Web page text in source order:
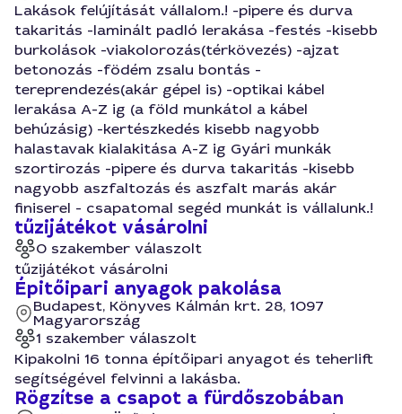
Lakások felújítását vállalom.! -pipere és durva
takaritás -laminált padló lerakása -festés -kisebb
burkolások -viakolorozás(térkövezés) -ajzat
betonozás -födém zsalu bontás -
tereprendezés(akár gépel is) -optikai kábel
lerakása A-Z ig (a föld munkátol a kábel
behúzásig) -kertészkedés kisebb nagyobb
halastavak kialakitása A-Z ig Gyári munkák
szortirozás -pipere és durva takaritás -kisebb
nagyobb aszfaltozás és aszfalt marás akár
finiserel - csapatomal segéd munkát is vállalunk.!
tűzijátékot vásárolni
0 szakember válaszolt
tűzijátékot vásárolni
Épitőipari anyagok pakolása
Budapest, Könyves Kálmán krt. 28, 1097
Magyarország
1 szakember válaszolt
Kipakolni 16 tonna építőipari anyagot és teherlift
segítségével felvinni a lakásba.
Rögzítse a csapot a fürdőszobában